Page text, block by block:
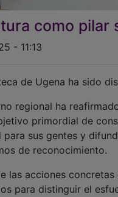
como pilar
- 11:13
de Ugena ha sido
regional ha
primordial de
para sus gentes y
de reconocimiento.
acciones concretas
para distinguir el